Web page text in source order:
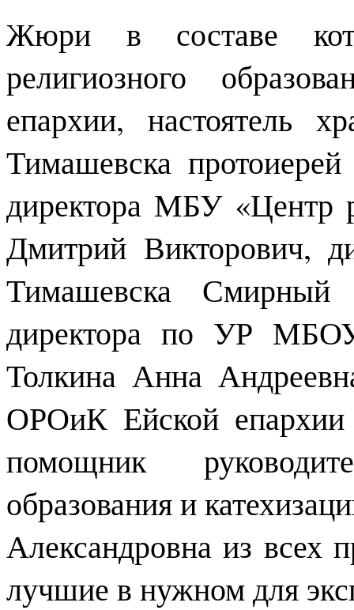
Жюри в составе
религиозного
епархии, настоятель
Тимашевска
директора МБУ «Центр
Дмитрий
Тимашевска
директора по УР
Толкина Анна
ОРОиК Ейской епархии
помощник
образования и
Александровна из всех
лучшие в нужном для